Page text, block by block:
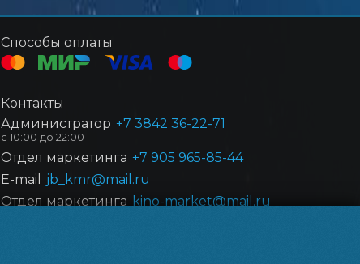
Способы оплаты
Контакты
Администратор +7 3842 36-22-71
Отдел маркетинга +7 905 965-85-44
E-mail
jb_kmr@mail.ru
Отдел маркетинга kino-market@mail,ru